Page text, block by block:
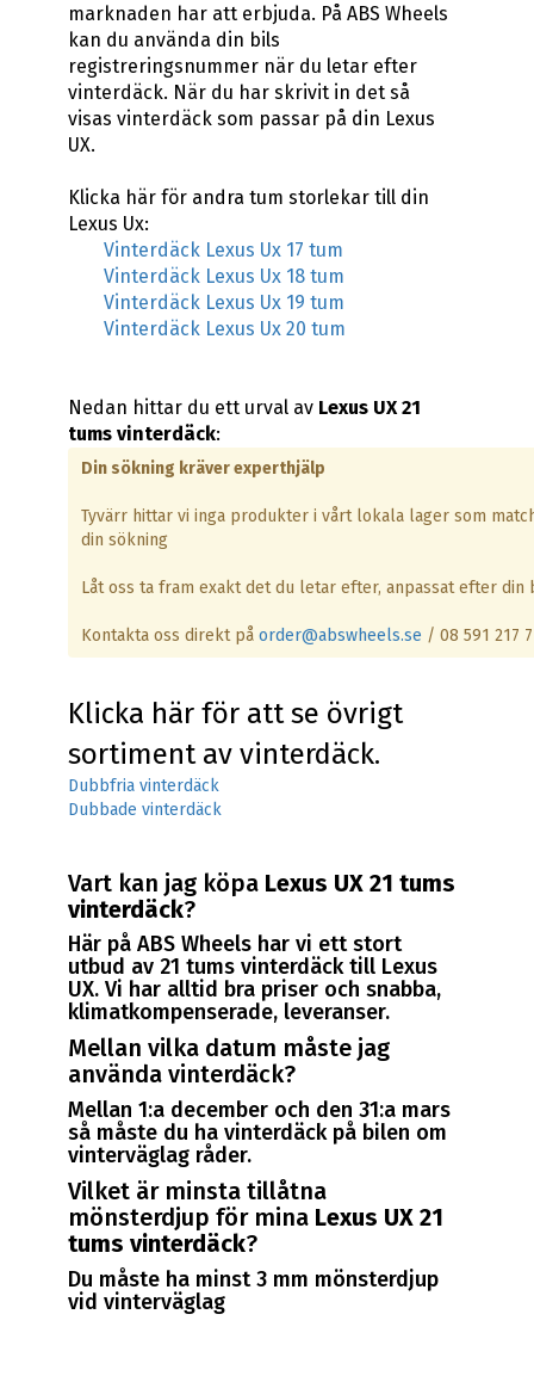
marknaden har att erbjuda. På ABS Wheels
kan du använda din bils
registreringsnummer när du letar efter
vinterdäck. När du har skrivit in det så
visas vinterdäck som passar på din Lexus
UX.
Klicka här för andra tum storlekar till din
Lexus Ux:
Vinterdäck Lexus Ux 17 tum
Vinterdäck Lexus Ux 18 tum
Vinterdäck Lexus Ux 19 tum
Vinterdäck Lexus Ux 20 tum
Nedan hittar du ett urval av Lexus UX 21
tums vinterdäck:
Din sökning kräver experthjälp
Tyvärr hittar vi inga produkter i vårt lokala lager som
din sökning
Låt oss ta fram exakt det du letar efter, anpassat efter din
Kontakta oss direkt påorder@abswheels.se / 08 591 217
Klicka här för att se övrigt
sortiment av vinterdäck.
Dubbfria vinterdäck
Dubbade vinterdäck
Vart kan jag köpa Lexus UX 21 tums
vinterdäck?
Här på ABS Wheels har vi ett stort
utbud av 21 tums vinterdäck till Lexus
UX. Vi har alltid bra priser och snabba,
klimatkompenserade, leveranser.
Mellan vilka datum måste jag
använda vinterdäck?
Mellan 1:a december och den 31:a mars
så måste du ha vinterdäck på bilen om
vinterväglag råder.
Vilket är minsta tillåtna
mönsterdjup för mina Lexus UX 21
tums vinterdäck?
Du måste ha minst 3 mm mönsterdjup
vid vinterväglag